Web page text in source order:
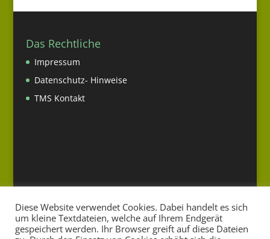
Das Rechtliche
Impressum
Datenschutz- Hinweise
TMS Kontakt
Diese Website verwendet Cookies. Dabei handelt es sich
um kleine Textdateien, welche auf Ihrem Endgerät
gespeichert werden. Ihr Browser greift auf diese Dateien